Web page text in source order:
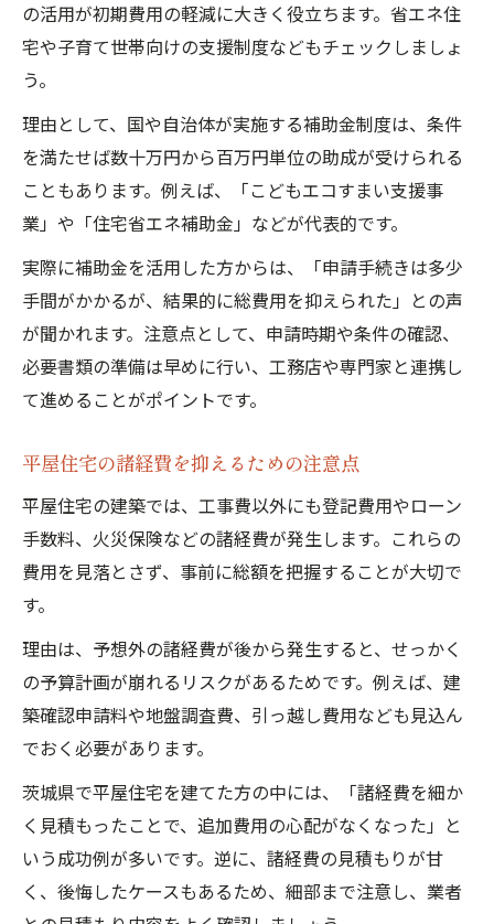
の活用が初期費用の軽減に大きく役立ちます。省エネ住
宅や子育て世帯向けの支援制度などもチェックしましょ
う。
理由として、国や自治体が実施する補助金制度は、条件
を満たせば数十万円から百万円単位の助成が受けられる
こともあります。例えば、「こどもエコすまい支援事
業」や「住宅省エネ補助金」などが代表的です。
実際に補助金を活用した方からは、「申請手続きは多少
手間がかかるが、結果的に総費用を抑えられた」との声
が聞かれます。注意点として、申請時期や条件の確認、
必要書類の準備は早めに行い、工務店や専門家と連携し
て進めることがポイントです。
平屋住宅の諸経費を抑えるための注意点
平屋住宅の建築では、工事費以外にも登記費用やローン
手数料、火災保険などの諸経費が発生します。これらの
費用を見落とさず、事前に総額を把握することが大切で
す。
理由は、予想外の諸経費が後から発生すると、せっかく
の予算計画が崩れるリスクがあるためです。例えば、建
築確認申請料や地盤調査費、引っ越し費用なども見込ん
でおく必要があります。
茨城県で平屋住宅を建てた方の中には、「諸経費を細か
く見積もったことで、追加費用の心配がなくなった」と
いう成功例が多いです。逆に、諸経費の見積もりが甘
く、後悔したケースもあるため、細部まで注意し、業者